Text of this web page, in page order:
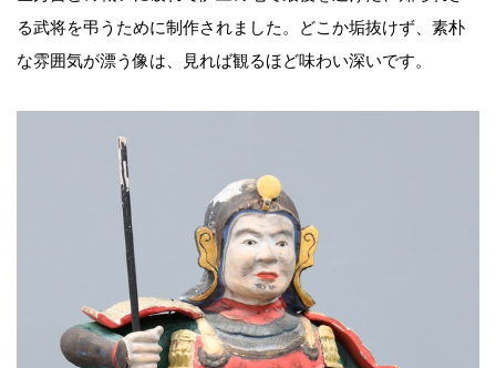
る武将を弔うために制作されました。どこか垢抜けず、素朴
な雰囲気が漂う像は、見れば観るほど味わい深いです。